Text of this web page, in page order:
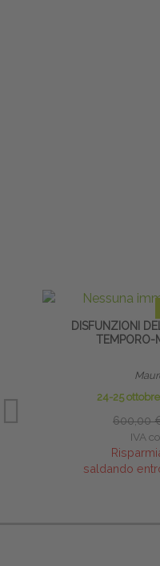
DISFUNZIONI
TEMPORO-
24-25
600,00
IVA
saldando